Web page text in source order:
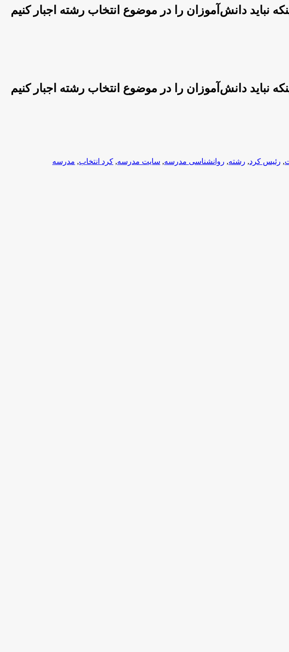
نباید دانش‌آموزان را در موضوع انتخاب رشته اجبار کنیم
نباید دانش‌آموزان را در موضوع انتخاب رشته اجبار کنیم
, رئیس کرد, رشته, روانشناسی مدرسه, سایت مدرسه, کرد انتخاب, مدرسه